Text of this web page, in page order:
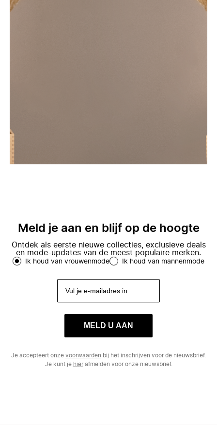
Meld je aan en blijf op de hoogte
Ontdek als eerste nieuwe collecties, exclusieve deals
en mode-updates van de meest populaire merken.
Ik houd van vrouwenmode Ik houd van mannenmode
MELD U AAN
Je accepteert onze voorwaarden bij het inschrijven voor de nieuwsbrief.
Je kunt je hierafmelden voor onze nieuwsbrief.